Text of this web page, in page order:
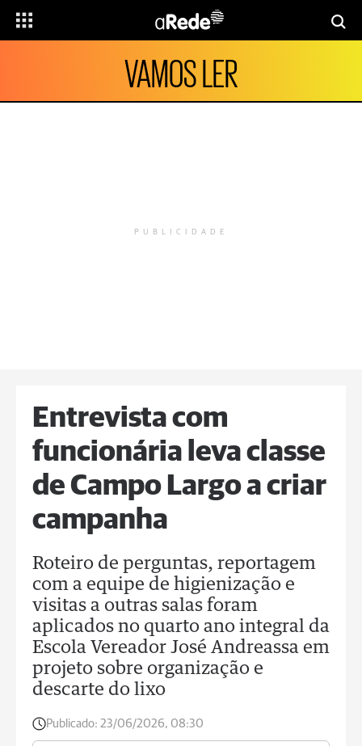
VAMOS LER
PUBLICIDADE
Entrevista com
funcionária leva classe
de Campo Largo a criar
campanha
Roteiro de perguntas, reportagem
com a equipe de higienização e
visitas a outras salas foram
aplicados no quarto ano integral da
Escola Vereador José Andreassa em
projeto sobre organização e
descarte do lixo
Publicado: 23/06/2026, 08:30